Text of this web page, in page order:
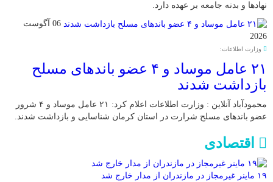
نهادها و بدنه جامعه بر عهده دارد.
06 آگوست
2026
وزارت اطلاعات:
۲۱ عامل موساد و ۴ عضو باند‌های مسلح
بازداشت شدند
محمودآباد آنلاین : وزارت اطلاعات اعلام کرد: ۲۱ عامل موساد و ۴ شرور
عضو باند‌های مسلح شرارت در استان کرمان شناسایی و بازداشت شدند.
اقتصادی
۱۹ ماینر غیرمجاز در مازندران از مدار خارج شد